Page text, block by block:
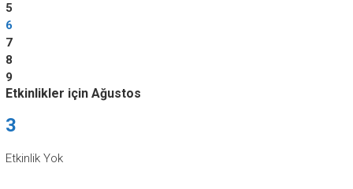
5
6
7
8
9
Etkinlikler için Ağustos
3
Etkinlik Yok